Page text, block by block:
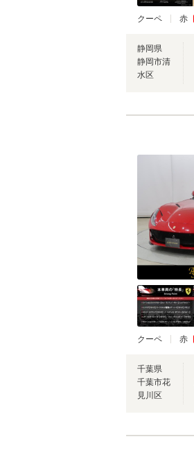
クーペ 赤
静岡県
静岡市清
水区
クーペ 赤
千葉県
千葉市花
見川区